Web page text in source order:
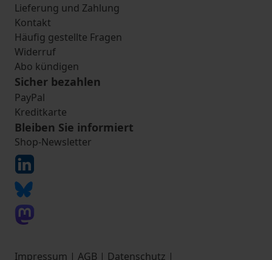
Lieferung und Zahlung
Kontakt
Häufig gestellte Fragen
Widerruf
Abo kündigen
Sicher bezahlen
PayPal
Kreditkarte
Bleiben Sie informiert
Shop-Newsletter
Impressum | AGB | Datenschutz |